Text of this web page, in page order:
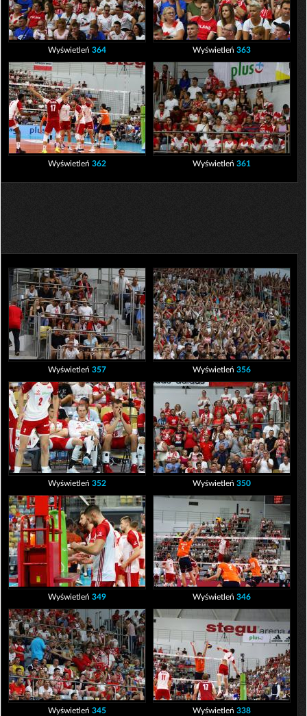
Wyświetleń 364 Wyświetleń 363
Wyświetleń 362 Wyświetleń 361
Wyświetleń 357 Wyświetleń 356
Wyświetleń 352 Wyświetleń 350
Wyświetleń 349 Wyświetleń 346
Wyświetleń 345 Wyświetleń 338